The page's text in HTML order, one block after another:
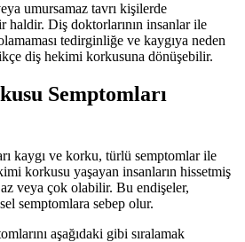
umursamaz tavrı kişilerde
haldir. Diş doktorlarının insanlar ile
tedirginliğe ve kaygıya neden
diş hekimi korkusuna dönüşebilir.
Semptomları
kaygı ve korku, türlü semptomlar ile
korkusu yaşayan insanların hissetmiş
veya çok olabilir. Bu endişeler,
semptomlara sebep olur.
aşağıdaki gibi sıralamak